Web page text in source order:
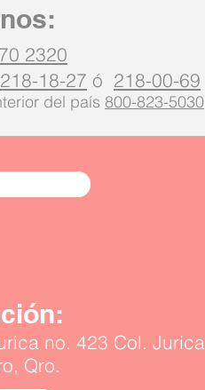
2320
218-18-27 ó 218-00-69
del país 800-823-5030
no. 423 Col. Jurica
Qro.